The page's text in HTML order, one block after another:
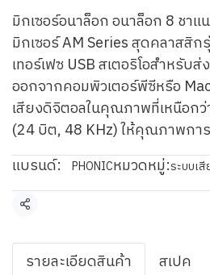
มิกเซอร์อนาล็อก อนาล็อก 8 ชา
มิกเซอร์ AM Series สุดคลาสสิ
เทอร์เฟซ USB สเตอริโอสำหรั
ออกจากคอมพิวเตอร์พีซีหรือ
เสียงดิจิตอลในคุณภาพที่เหนือก
(24 บิต, 48 KHz) ให้คุณภาพก
แบรนด์:
PHONICหมวดหมู่:ระบบเสี
แชร์
รายละเอียดสินค้า สเปค